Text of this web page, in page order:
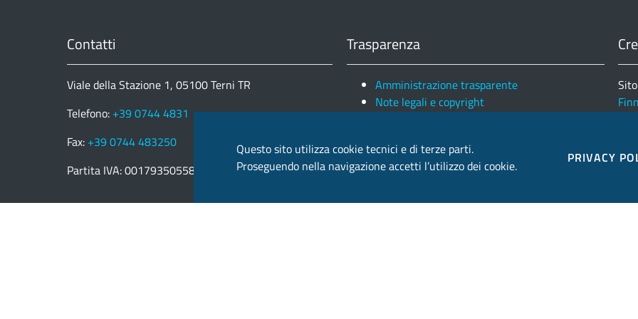
Contatti
Viale della Stazione 1, 05100 Terni TR
Telefono: +39 0744 4831
Fax: +39 0744 483250
Partita IVA: 00179350558
Trasparenza
Amministrazione trasparente
Note legali e copyright
Questo sito utilizza cookie tecnici e di terze parti.
Proseguendo nella navigazione accetti l’utilizzo dei cookie.
PRIVACY